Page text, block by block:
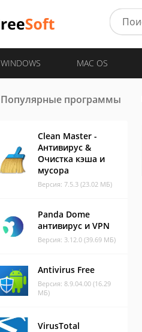
WINDOWS MAC OS
Популярные программы
Clean Master -
Антивирус &
Очистка кэша и
мусора
Версия: 7.5.3 (23.02 МБ)
Panda Dome
антивирус и VPN
Версия: 3.12.0 (39.69 МБ)
Antivirus Free
Версия: 8.9.04.00 (16.29
МБ)
VirusTotal